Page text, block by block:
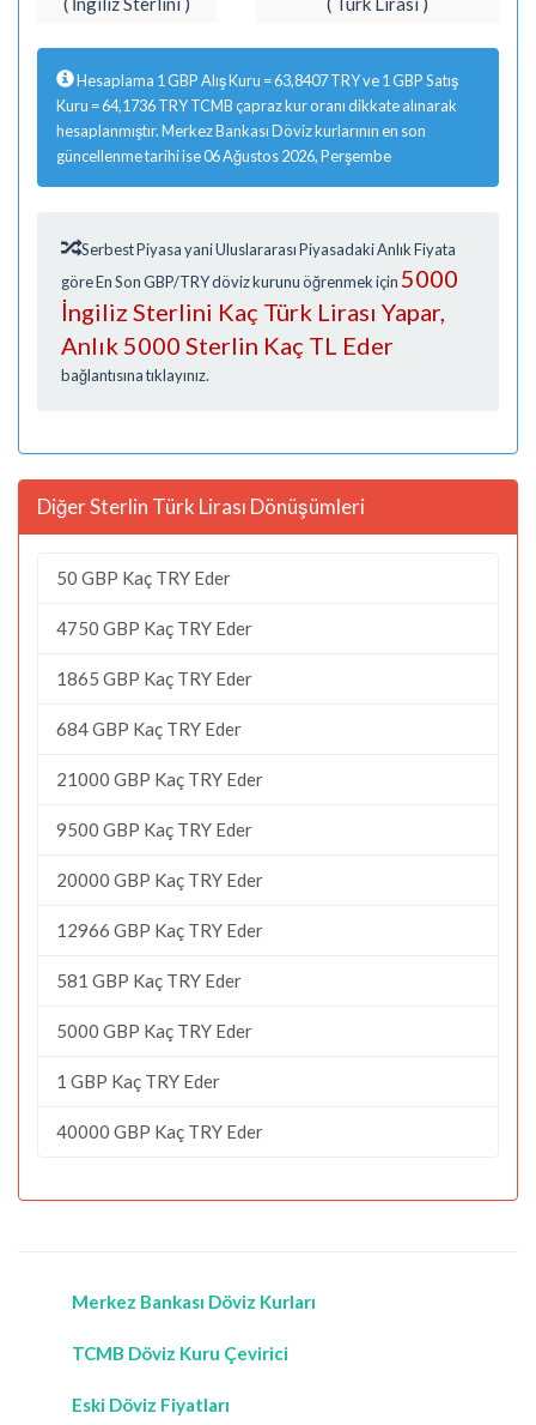
Hesaplama 1 GBP Alış Kuru = 63,8407 TRY ve 1 GBP Satış
Kuru = 64,1736 TRY TCMB çapraz kur oranı dikkate alınarak
hesaplanmıştır. Merkez Bankası Döviz kurlarının en son
güncellenme tarihi ise 06 Ağustos 2026, Perşembe
Serbest Piyasa yani Uluslararası Piyasadaki Anlık Fiyata
göre En Son GBP/TRY döviz kurunu öğrenmek için 5000
İngiliz Sterlini Kaç Türk Lirası Yapar,
Anlık 5000 Sterlin Kaç TL Eder
bağlantısına tıklayınız.
Diğer Sterlin Türk Lirası Dönüşümleri
50 GBP Kaç TRY Eder
4750 GBP Kaç TRY Eder
1865 GBP Kaç TRY Eder
684 GBP Kaç TRY Eder
21000 GBP Kaç TRY Eder
9500 GBP Kaç TRY Eder
20000 GBP Kaç TRY Eder
12966 GBP Kaç TRY Eder
581 GBP Kaç TRY Eder
5000 GBP Kaç TRY Eder
1 GBP Kaç TRY Eder
40000 GBP Kaç TRY Eder
Merkez Bankası Döviz Kurları
TCMB Döviz Kuru Çevirici
Eski Döviz Fiyatları